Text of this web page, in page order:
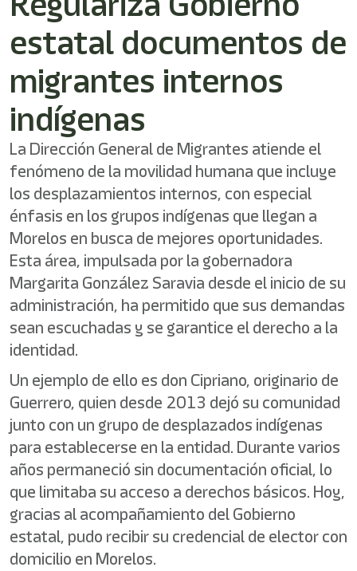
Este
directo
lector
de
pantalla
para
navegar
interactuar
con
estatal documentos de
migrantes internos
indígenas
La Dirección General de Migrantes atiende el
fenómeno de la movilidad humana que incluye
los desplazamientos internos, con especial
énfasis en los grupos indígenas que llegan a
Morelos en busca de mejores oportunidades.
Esta área, impulsada por la gobernadora
Margarita González Saravia desde el inicio de su
administración, ha permitido que sus demandas
sean escuchadas y se garantice el derecho a la
identidad.
Un ejemplo de ello es don Cipriano, originario de
Guerrero, quien desde 2013 dejó su comunidad
junto con un grupo de desplazados indígenas
para establecerse en la entidad. Durante varios
años permaneció sin documentación oficial, lo
que limitaba su acceso a derechos básicos. Hoy,
gracias al acompañamiento del Gobierno
estatal, pudo recibir su credencial de elector con
domicilio en Morelos.